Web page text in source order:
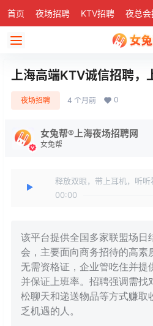
首页 夜场招聘 KTV招聘 夜总
上海高端KTV诚信招聘，
夜场招聘 4 个月前 0
女兔帮®上海夜场招聘网
女兔帮
释放双眼，带上耳机，听听
00:00
该平台提供全国多家联盟场日
会，主要面向商务招待的高素
无需资格证，企业管吃住并提
并保证上班率。招聘强调需找
松聊天和递送物品等方式赚取
乏机遇的人。